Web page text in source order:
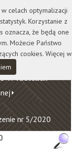
w Kielcach
nr 5/2020
celach optymalizacji
Korzystanie z
oznacza, że będą one
Możecie Państwo
cookies. Więcej w